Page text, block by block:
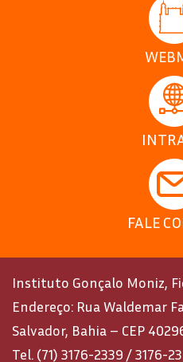
FALE
Instituto Gonçalo Moniz,
Endereço: Rua Waldemar
Salvador, Bahia – CEP
Tel. (71) 3176-2339 / 3176-